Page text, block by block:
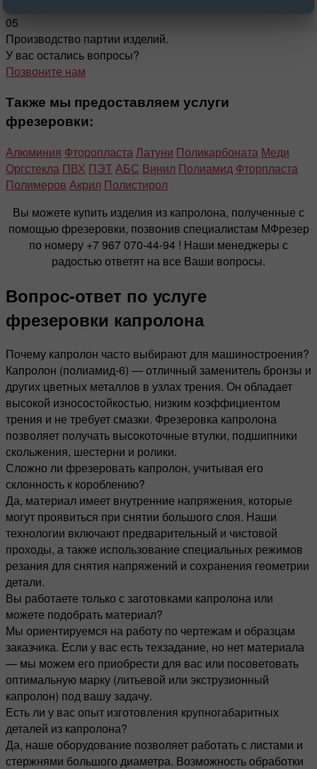
05
Производство партии изделий.
У вас остались вопросы?
Позвоните нам
Также мы предоставляем услуги
фрезеровки:
Алюминия ФторопластаЛатуни Поликарбоната Меди
Оргстекла ПВХ ПЭТАБС Винил Полиамид Фторпласта
Полимеров Акрил Полистирол
Вы можете купить изделия из капролона, полученные с
помощью фрезеровки, позвонив специалистам МФрезер
по номеру +7 967 070-44-94 ! Наши менеджеры с
радостью ответят на все Ваши вопросы.
Вопрос-ответ по услуге
фрезеровки капролона
Почему капролон часто выбирают для машиностроения?
Капролон (полиамид-6) — отличный заменитель бронзы и
других цветных металлов в узлах трения. Он обладает
высокой износостойкостью, низким коэффициентом
трения и не требует смазки. Фрезеровка капролона
позволяет получать высокоточные втулки, подшипники
скольжения, шестерни и ролики.
Сложно ли фрезеровать капролон, учитывая его
склонность к короблению?
Да, материал имеет внутренние напряжения, которые
могут проявиться при снятии большого слоя. Наши
технологии включают предварительный и чистовой
проходы, а также использование специальных режимов
резания для снятия напряжений и сохранения геометрии
детали.
Вы работаете только с заготовками капролона или
можете подобрать материал?
Мы ориентируемся на работу по чертежам и образцам
заказчика. Если у вас есть техзадание, но нет материала
— мы можем его приобрести для вас или посоветовать
оптимальную марку (литьевой или экструзионный
капролон) под вашу задачу.
Есть ли у вас опыт изготовления крупногабаритных
деталей из капролона?
Да, наше оборудование позволяет работать с листами и
стержнями большого диаметра. Возможность обработки